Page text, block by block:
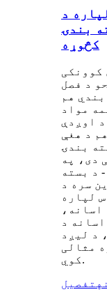
د
بندۍ
کڅوړه
کوونکی
د فصل
هم
مواد
اوږدې
د هغې
بندۍ
دی، په
د بسته
سره د
لپاره
اسانه،
د
د لیږد
مثالی
کوي.
تفصیل